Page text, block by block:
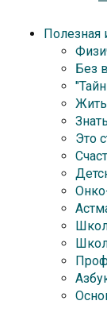
Полезная
Без
Жить
Это